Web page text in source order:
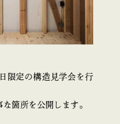
限定の構造見学会を行
箇所を公開します。